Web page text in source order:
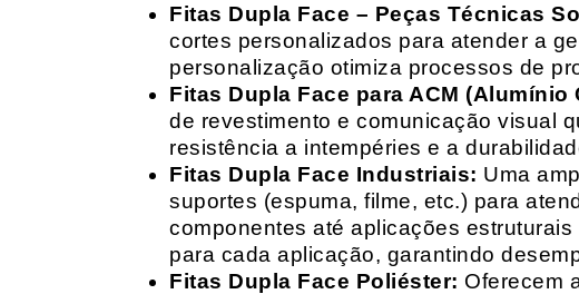
Fitas Dupla Face – Peças Técnicas
cortes personalizados para atender a
personalização otimiza processos de
Fitas Dupla Face para ACM (Alumínio
de revestimento e comunicação visual
resistência a intempéries e a
Fitas Dupla Face Industriais: Uma
suportes (espuma, filme, etc.) para
componentes até aplicações
para cada aplicação, garantindo
Fitas Dupla Face Poliéster: Oferecem